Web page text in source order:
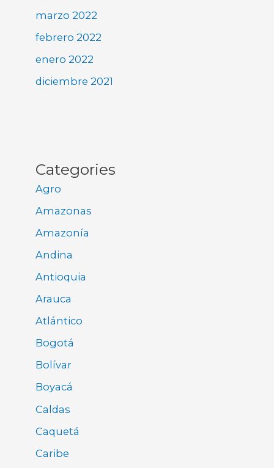
marzo 2022
febrero 2022
enero 2022
diciembre 2021
Categories
Agro
Amazonas
Amazonía
Andina
Antioquia
Arauca
Atlántico
Bogotá
Bolívar
Boyacá
Caldas
Caquetá
Caribe